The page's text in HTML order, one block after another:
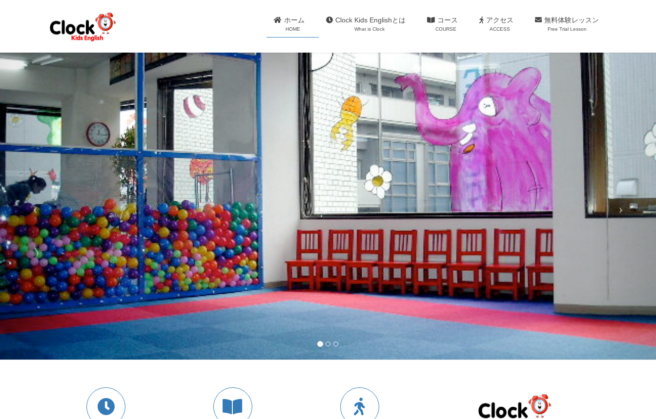
ホーム
HOME
Clock Kids Englishとは
What is Clock
コース
COURSE
アクセス
ACCESS
無料体験レッスン
Free Trial Lesson